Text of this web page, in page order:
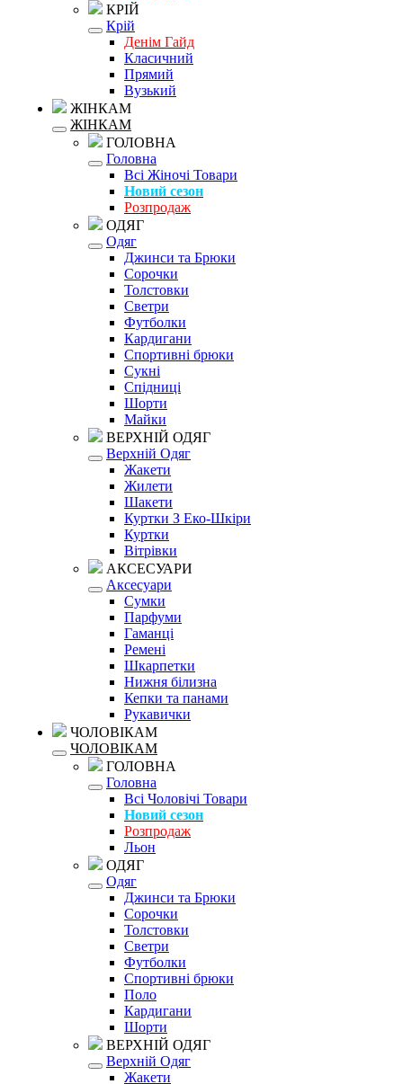
КРІЙ
Крій
Денім Гайд
Класичний
Прямий
Вузький
ЖІНКАМ
ЖІНКАМ
ГОЛОВНА
Головна
Всі Жіночі Товари
Новий сезон
Розпродаж
ОДЯГ
Одяг
Джинси та Брюки
Сорочки
Толстовки
Светри
Футболки
Кардигани
Спортивні брюки
Сукні
Спідниці
Шорти
Майки
ВЕРХНІЙ ОДЯГ
Верхній Одяг
Жакети
Жилети
Шакети
Куртки З Еко-Шкіри
Куртки
Вітрівки
АКСЕСУАРИ
Аксесуари
Сумки
Парфуми
Гаманці
Ремені
Шкарпетки
Нижня білизна
Кепки та панами
Рукавички
ЧОЛОВІКАМ
ЧОЛОВІКАМ
ГОЛОВНА
Головна
Всі Чоловічі Товари
Новий сезон
Розпродаж
Льон
ОДЯГ
Одяг
Джинси та Брюки
Сорочки
Толстовки
Светри
Футболки
Спортивні брюки
Поло
Кардигани
Шорти
ВЕРХНІЙ ОДЯГ
Верхній Одяг
Жакети